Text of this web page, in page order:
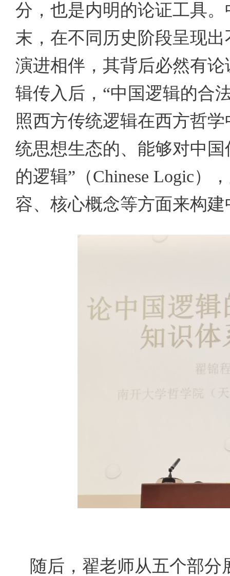
分，也是内明的论证工具
末，在不同历史阶段呈现
演进相伴，其背后必然有
辑传入后，“中国逻辑的合
照西方传统逻辑在西方哲
统思想生态的、能够对中
的逻辑”（Chinese Logic）
容、核心概念等方面来构
随后，翟老师从五个部